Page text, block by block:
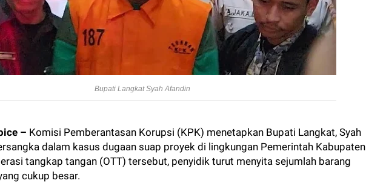
Bupati Langkat Syah Afandin
– Komisi Pemberantasan Korupsi (KPK) menetapkan Bupati Langkat, Syah
dalam kasus dugaan suap proyek di lingkungan Pemerintah Kabupaten
tangkap tangan (OTT) tersebut, penyidik turut menyita sejumlah barang
cukup besar.